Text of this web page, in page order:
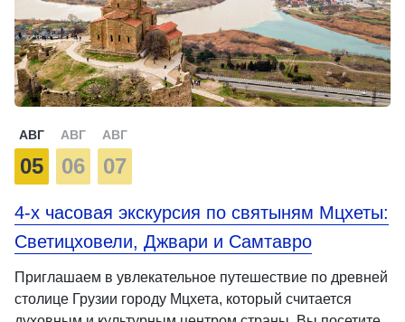
АВГ
05
АВГ
06
АВГ
07
4-х часовая экскурсия по святыням Мцхеты:
Светицховели, Джвари и Самтавро
Приглашаем в увлекательное путешествие по древней
столице Грузии городу Мцхета, который считается